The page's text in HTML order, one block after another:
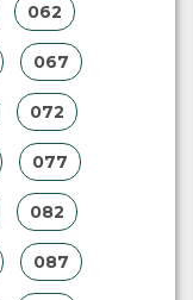
062
067
072
077
082
087